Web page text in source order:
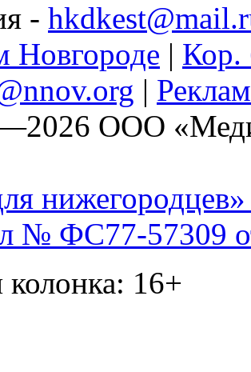
-
| Кор.
|
ООО
нижегородцев»
ФС77-57309
колонка: 16+